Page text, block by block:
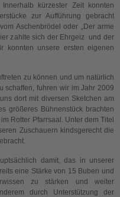
kürzester Zeit konnten
zur Aufführung gebracht
Aschenbrödel oder „Der arme
zahlte sich der Ehrgeiz und der
konnten unsere ersten eigenen
zu können und um natürlich
schaffen, fuhren wir im Jahr 2009
dort mit diversen Sketchen am
größeres Bühnenstück brachten
Rotter Pfarrsaal. Unter dem Titel
Zuschauern kindsgerecht die
damit, das in unserer
eine Stärke von 15 Buben und
zu stärken und weiter
durch Unterstützung der